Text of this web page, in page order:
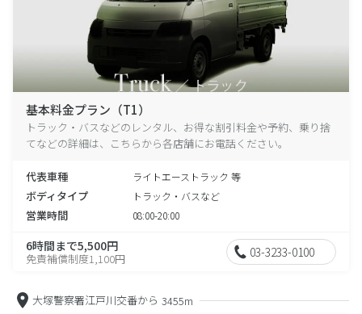
基本料金プラン（T1）
トラック・バスなどのレンタル、お得な割引料金や予約、乗り捨
てなどの詳細は、こちらから各店舗にお電話ください。
代表車種 ライトエーストラック 等
ボディタイプ トラック・バスなど
営業時間 08:00-20:00
6時間まで5,500円
免責補償制度1,100円 03-3233-0100
大塚警察署江戸川交番から 3455m